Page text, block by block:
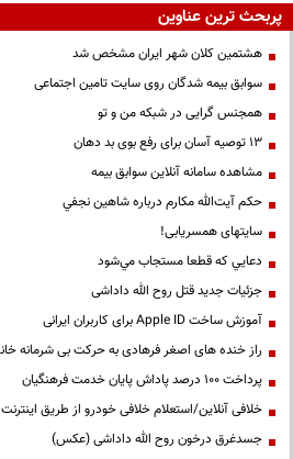
پربحث ترین عناوین
هشتمین کلان شهر ایران مشخص شد
سوابق بیمه شدگان روی سایت تامین اجتماعی
همجنس گرایی در شبکه من و تو
13 توصیه آسان برای رفع بوی بد دهان
مشاهده سامانه آنلاين سوابق بیمه
حكم آيت‌الله مكارم درباره شاهين نجفي
سایتهای همسریابی!
دعايي كه قطعا مستجاب مي‌شود
جزئیات جدید قتل روح الله داداشی
آموزش ساخت Apple ID برای کاربران ایرانی
راز خنده های اصغر فرهادی به حرکت بی شرمانه
پرداخت ۱۰۰ درصد پاداش پایان خدمت فرهنگیان
خلافی آنلاین/استعلام خلافی خودرو از طریق
جسدغرق درخون روح الله داداشی (عکس)